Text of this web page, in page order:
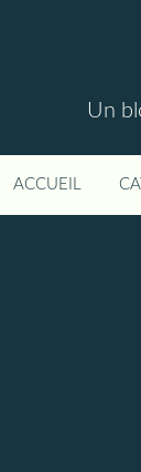
Un
ACCUEIL